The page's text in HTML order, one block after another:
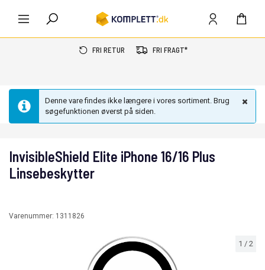
FRI RETUR FRI FRAGT*
Denne vare findes ikke længere i vores sortiment. Brug
søgefunktionen øverst på siden.
1 / 2
InvisibleShield Elite iPhone 16/16 Plus
Linsebeskytter
Varenummer: 1311826